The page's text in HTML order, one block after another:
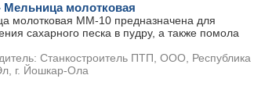
молотковая
молотковая ММ-10 предназначена для
сахарного песка в пудру, а также помола
Станкостроитель ПТП, ООО, Республика
г. Йошкар-Ола